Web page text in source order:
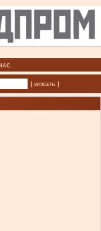
| искать |